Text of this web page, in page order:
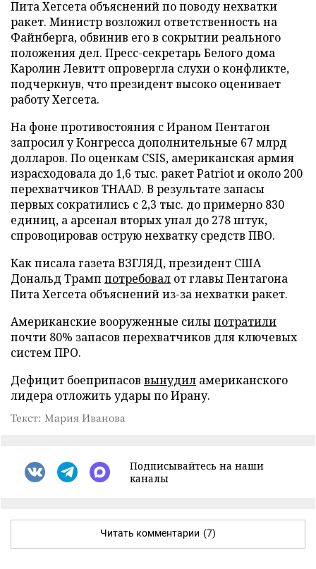
Пита Хегсета объяснений по поводу нехватки
ракет. Министр возложил ответственность на
Файнберга, обвинив его в сокрытии реального
положения дел. Пресс-секретарь Белого дома
Каролин Левитт опровергла слухи о конфликте,
подчеркнув, что президент высоко оценивает
работу Хегсета.
На фоне противостояния с Ираном Пентагон
запросил у Конгресса дополнительные 67 млрд
долларов. По оценкам CSIS, американская армия
израсходовала до 1,6 тыс. ракет Patriot и около 200
перехватчиков THAAD. В результате запасы
первых сократились с 2,3 тыс. до примерно 830
единиц, а арсенал вторых упал до 278 штук,
спровоцировав острую нехватку средств ПВО.
Как писала газета ВЗГЛЯД, президент США
Дональд Трамп потребовал от главы Пентагона
Пита Хегсета объяснений из-за нехватки ракет.
Американские вооруженные силыпотратили
почти 80% запасов перехватчиков для ключевых
систем ПРО.
Дефицит боеприпасов вынудил американского
лидера отложить удары по Ирану.
Текст: Мария Иванова
Подписывайтесь на наши
каналы
Читать комментарии (7)